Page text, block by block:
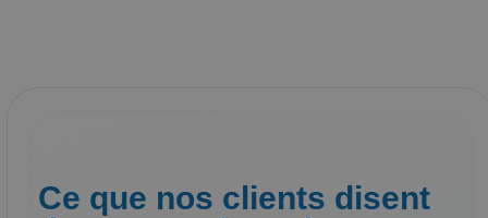
Ce que nos clients disent